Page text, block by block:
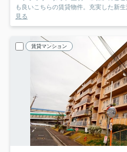
も良いこちらの賃貸物件。充実した新
見る
賃貸マンション